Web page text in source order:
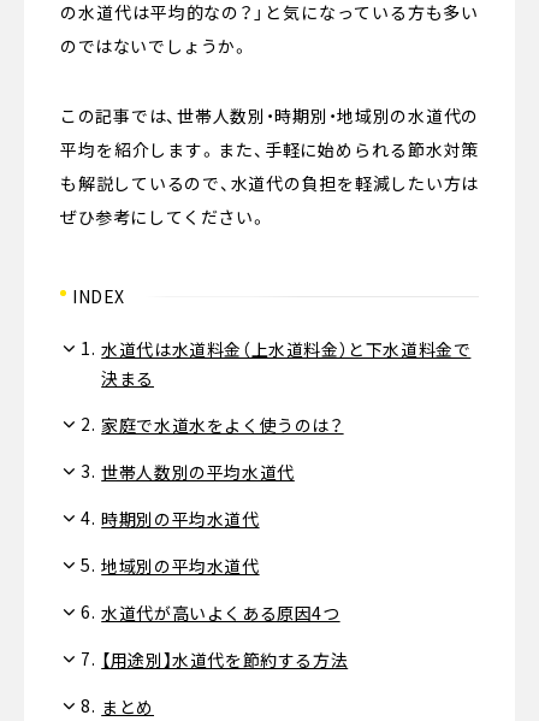
の水道代は平均的なの？」と気になっている方も多い
のではないでしょうか。
この記事では、世帯人数別・時期別・地域別の水道代の
平均を紹介します。また、手軽に始められる節水対策
も解説しているので、水道代の負担を軽減したい方は
ぜひ参考にしてください。
INDEX
1. 水道代は水道料金（上水道料金）と下水道料金で
決まる
2. 家庭で水道水をよく使うのは？
3. 世帯人数別の平均水道代
4. 時期別の平均水道代
5. 地域別の平均水道代
6. 水道代が高いよくある原因4つ
7. 【用途別】水道代を節約する方法
8. まとめ